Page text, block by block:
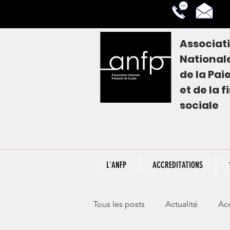
de la Paie
et de la
sociale
L'ANFP ACCREDITATIONS
Tous les posts Actualité